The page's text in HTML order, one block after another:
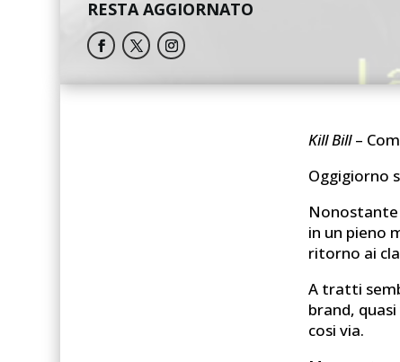
RESTA AGGIORNATO
Kill Bill–
Oggigiorno
Nonostante
in un pieno
ritorno ai
A tratti
brand,
cosi via.